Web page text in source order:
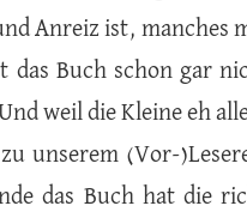
Anreiz ist, manches
das Buch schon gar
weil die Kleine eh
unserem (Vor-
das Buch hat die